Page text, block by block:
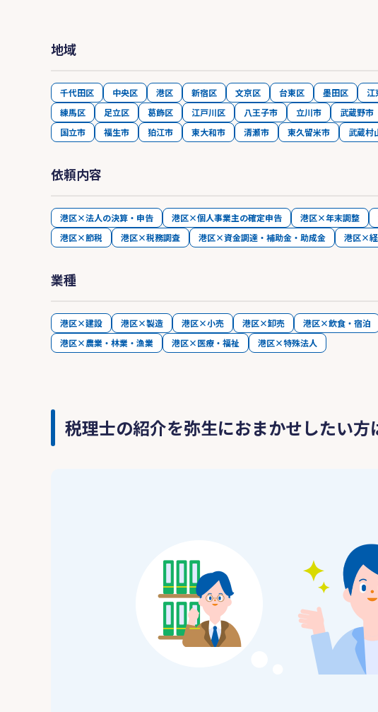
地域
千代田区 中央区 港区 新宿区 文京区 台東区 墨田区 江
練馬区
足立区 葛飾区 江戸川区 八王子市 立川市 武蔵野市
国立市
福生市 狛江市 東大和市 清瀬市 東久留米市 武蔵村
依頼内容
港区×法人の決算・申告 港区×個人事業主の確定申告 港区×年末調整
港区×節税
港区×税務調査 港区×資金調達・補助金・助成金 港区×経
業種
港区×建設 港区×製造 港区×小売 港区×卸売 港区×飲食・宿泊
港区×農業・林業・漁業
港区×医療・福祉 港区×特殊法人
税理士の紹介を弥生におまかせしたい方